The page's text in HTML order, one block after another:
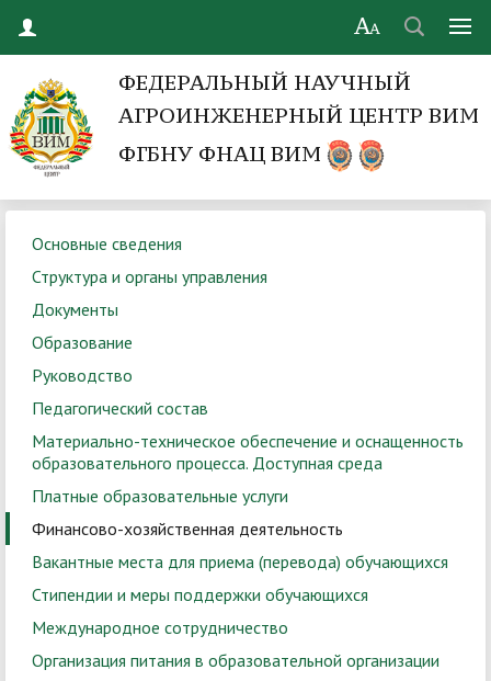
ФЕДЕРАЛЬНЫЙ НАУЧНЫЙ
АГРОИНЖЕНЕРНЫЙ ЦЕНТР ВИМ
ФГБНУ ФНАЦ ВИМ
Основные сведения
Структура и органы управления
Документы
Образование
Руководство
Педагогический состав
Материально-техническое обеспечение и оснащенность
образовательного процесса. Доступная среда
Платные образовательные услуги
Финансово-хозяйственная деятельность
Вакантные места для приема (перевода) обучающихся
Стипендии и меры поддержки обучающихся
Международное сотрудничество
Организация питания в образовательной организации